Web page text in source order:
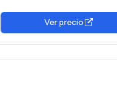
Ver precio